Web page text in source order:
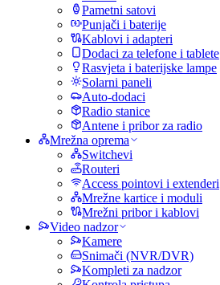
Pametni satovi
Punjači i baterije
Kablovi i adapteri
Dodaci za telefone i tablete
Rasvjeta i baterijske lampe
Solarni paneli
Auto-dodaci
Radio stanice
Antene i pribor za radio
Mrežna oprema
Switchevi
Routeri
Access pointovi i extenderi
Mrežne kartice i moduli
Mrežni pribor i kablovi
Video nadzor
Kamere
Snimači (NVR/DVR)
Kompleti za nadzor